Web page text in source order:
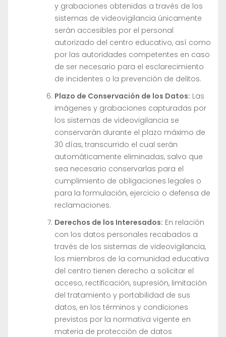
y grabaciones obtenidas a través de los
sistemas de videovigilancia únicamente
serán accesibles por el personal
autorizado del centro educativo, así como
por las autoridades competentes en caso
de ser necesario para el esclarecimiento
de incidentes o la prevención de delitos.
Plazo de Conservación de los Datos: Las
imágenes y grabaciones capturadas por
los sistemas de videovigilancia se
conservarán durante el plazo máximo de
30 días, transcurrido el cual serán
automáticamente eliminadas, salvo que
sea necesario conservarlas para el
cumplimiento de obligaciones legales o
para la formulación, ejercicio o defensa de
reclamaciones.
Derechos de los Interesados: En relación
con los datos personales recabados a
través de los sistemas de videovigilancia,
los miembros de la comunidad educativa
del centro tienen derecho a solicitar el
acceso, rectificación, supresión, limitación
del tratamiento y portabilidad de sus
datos, en los términos y condiciones
previstos por la normativa vigente en
materia de protección de datos